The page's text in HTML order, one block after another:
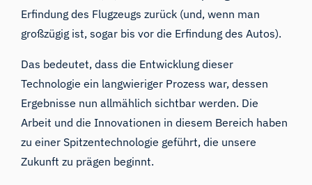
Erfindung des Flugzeugs zurück (und, wenn man
großzügig ist, sogar bis vor die Erfindung des Autos).
Das bedeutet, dass die Entwicklung dieser
Technologie ein langwieriger Prozess war, dessen
Ergebnisse nun allmählich sichtbar werden. Die
Arbeit und die Innovationen in diesem Bereich haben
zu einer Spitzentechnologie geführt, die unsere
Zukunft zu prägen beginnt.